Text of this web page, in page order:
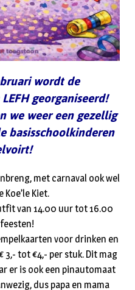
wordt de
georganiseerd!
we weer een gezellig
basisschoolkinderen
met carnaval ook wel
Koe’le Kiet.
van 14.00 uur tot 16.00
voor drinken en
3,- tot €4,- per stuk. Dit mag
er is ook een pinautomaat
dus papa en mama